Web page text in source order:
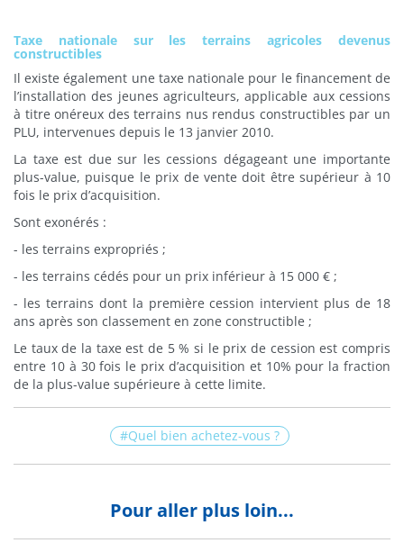
Taxe nationale sur les terrains agricoles devenus
constructibles
Il existe également une taxe nationale pour le financement de
l’installation des jeunes agriculteurs, applicable aux cessions
à titre onéreux des terrains nus rendus constructibles par un
PLU, intervenues depuis le 13 janvier 2010.
La taxe est due sur les cessions dégageant une importante
plus-value, puisque le prix de vente doit être supérieur à 10
fois le prix d’acquisition.
Sont exonérés :
- les terrains expropriés ;
- les terrains cédés pour un prix inférieur à 15 000 € ;
- les terrains dont la première cession intervient plus de 18
ans après son classement en zone constructible ;
Le taux de la taxe est de 5 % si le prix de cession est compris
entre 10 à 30 fois le prix d’acquisition et 10% pour la fraction
de la plus-value supérieure à cette limite.
Quel bien achetez-vous ?
Pour aller plus loin...